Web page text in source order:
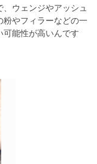
ウェンジやアッシュ
粉やフィラーなどの一
能性が高いんです